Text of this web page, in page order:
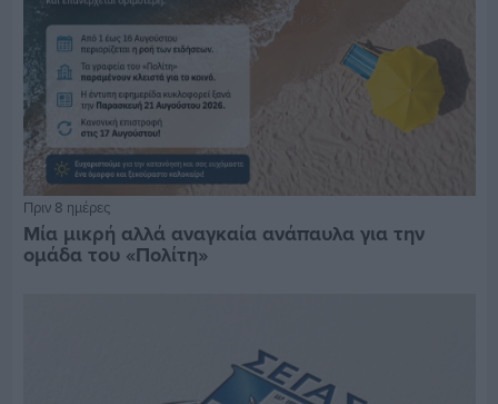
Πριν 8 ημέρες
Μία μικρή αλλά αναγκαία ανάπαυλα για την
ομάδα του «Πολίτη»